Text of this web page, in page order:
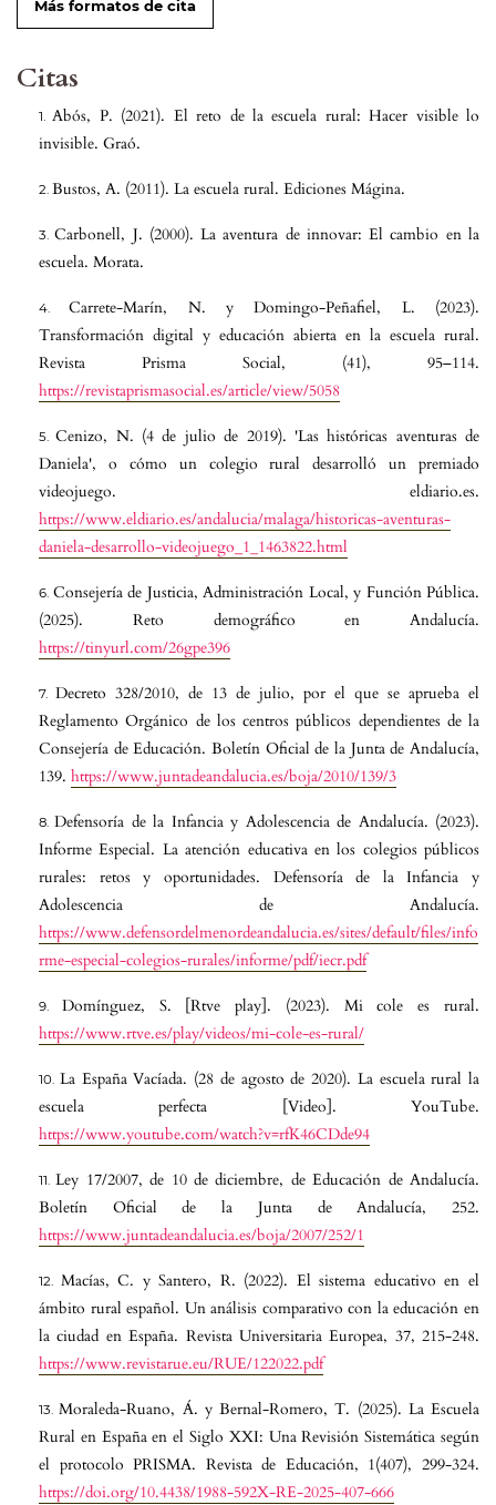
Más formatos de cita
Citas
Abós, P. (2021). El reto de la escuela rural: Hacer visible lo
invisible. Graó.
Bustos, A. (2011). La escuela rural. Ediciones Mágina.
Carbonell, J. (2000). La aventura de innovar: El cambio en la
escuela. Morata.
Carrete-Marín, N. y Domingo-Peñafiel, L. (2023).
Transformación digital y educación abierta en la escuela rural.
Revista Prisma Social, (41), 95–114.
https://revistaprismasocial.es/article/view/5058
Cenizo, N. (4 de julio de 2019). 'Las históricas aventuras de
Daniela', o cómo un colegio rural desarrolló un premiado
videojuego. eldiario.es.
https://www.eldiario.es/andalucia/malaga/historicas-aventuras-
daniela-desarrollo-videojuego_1_1463822.html
Consejería de Justicia, Administración Local, y Función Pública.
(2025). Reto demográfico en Andalucía.
https://tinyurl.com/26gpe396
Decreto 328/2010, de 13 de julio, por el que se aprueba el
Reglamento Orgánico de los centros públicos dependientes de la
Consejería de Educación. Boletín Oficial de la Junta de Andalucía,
139. https://www.juntadeandalucia.es/boja/2010/139/3
Defensoría de la Infancia y Adolescencia de Andalucía. (2023).
Informe Especial. La atención educativa en los colegios públicos
rurales: retos y oportunidades. Defensoría de la Infancia y
Adolescencia de Andalucía.
https://www.defensordelmenordeandalucia.es/sites/default/files/info
rme-especial-colegios-rurales/informe/pdf/iecr.pdf
Domínguez, S. [Rtve play]. (2023). Mi cole es rural.
https://www.rtve.es/play/videos/mi-cole-es-rural/
La España Vacíada. (28 de agosto de 2020). La escuela rural la
escuela perfecta [Video]. YouTube.
https://www.youtube.com/watch?v=rfK46CDde94
Ley 17/2007, de 10 de diciembre, de Educación de Andalucía.
Boletín Oficial de la Junta de Andalucía, 252.
https://www.juntadeandalucia.es/boja/2007/252/1
Macías, C. y Santero, R. (2022). El sistema educativo en el
ámbito rural español. Un análisis comparativo con la educación en
la ciudad en España. Revista Universitaria Europea, 37, 215-248.
https://www.revistarue.eu/RUE/122022.pdf
Moraleda-Ruano, Á. y Bernal-Romero, T. (2025). La Escuela
Rural en España en el Siglo XXI: Una Revisión Sistemática según
el protocolo PRISMA. Revista de Educación, 1(407), 299-324.
https://doi.org/10.4438/1988-592X-RE-2025-407-666